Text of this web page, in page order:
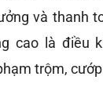
và thanh
cao là điều
trộm,